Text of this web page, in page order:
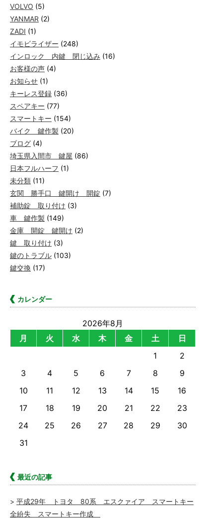
VOLVO (5)
YANMAR (2)
ZADI (1)
イモビライザー (248)
インロック 内鍵 閉じ込み (16)
お客様の声 (4)
お知らせ (1)
キーレス登録 (36)
スペアキー (77)
スマートキー (154)
バイク 鍵作製 (20)
ブログ (4)
埼玉県入間市 鍵屋 (86)
日本フルハーフ (1)
未分類 (11)
玄関 勝手口 鍵開け 開錠 (7)
補助錠 取り付け (3)
車 鍵作製 (149)
金庫 開錠 鍵開け (2)
鍵 取り付け (3)
鍵のトラブル (103)
鍵交換 (17)
カレンダー
2026年8月
月
火 水 木 金 土
日
1
2
3
4 5 6 7 8
9
10
11 12 13 14 15
16
17
18 19 20 21 22
23
24
25 26 27 28 29
30
31
最近の記事
平成29年 トヨタ 80系 エスクァイア スマートキー
全紛失 スマートキー作成